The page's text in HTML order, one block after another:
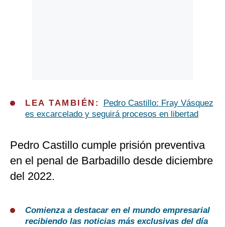
LEA TAMBIÉN:
Pedro Castillo: Fray Vásquez
es excarcelado y seguirá procesos en libertad
Pedro Castillo cumple prisión preventiva
en el penal de Barbadillo desde diciembre
del 2022.
Comienza a destacar en el mundo empresarial
recibiendo las noticias más exclusivas del día